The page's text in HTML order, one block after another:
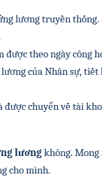
lương truyền
theo ngày công
của Nhân sự,
chuyển về tài
lương không. Mong
cho mình.